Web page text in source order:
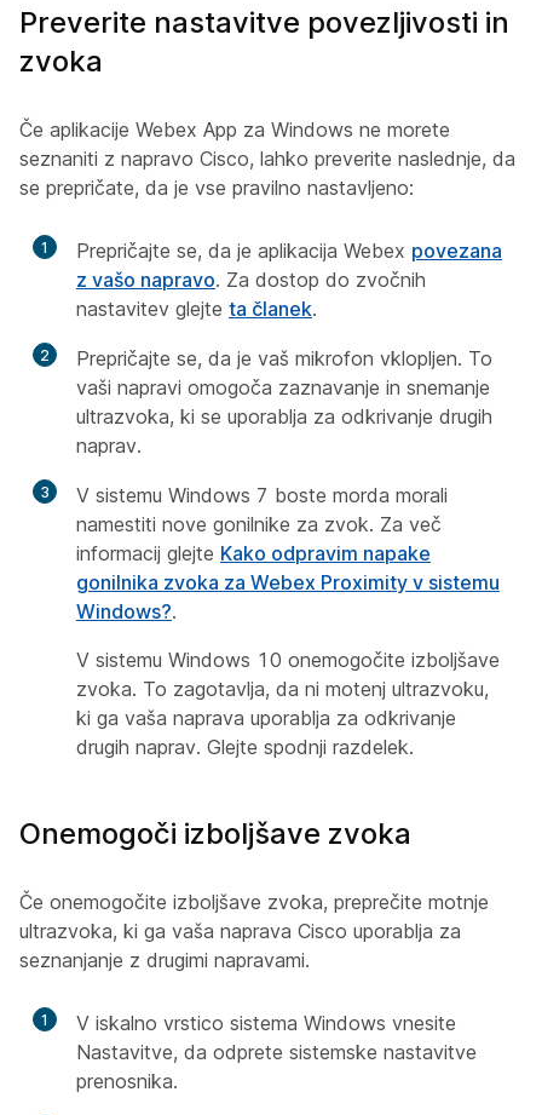
Preverite nastavitve povezljivosti in
zvoka
Če aplikacije Webex App za Windows ne morete
seznaniti z napravo Cisco, lahko preverite naslednje, da
se prepričate, da je vse pravilno nastavljeno:
1 Prepričajte se, da je aplikacija Webex povezana
z vašo napravo. Za dostop do zvočnih
nastavitev glejte ta članek.
2
Prepričajte se, da je vaš mikrofon vklopljen. To
vaši napravi omogoča zaznavanje in snemanje
ultrazvoka, ki se uporablja za odkrivanje drugih
naprav.
3
V sistemu Windows 7 boste morda morali
namestiti nove gonilnike za zvok. Za več
informacij glejte Kako odpravim napake
gonilnika zvoka za Webex Proximity v sistemu
Windows?.
V sistemu Windows 10 onemogočite izboljšave
zvoka. To zagotavlja, da ni motenj ultrazvoku,
ki ga vaša naprava uporablja za odkrivanje
drugih naprav. Glejte spodnji razdelek.
Onemogoči izboljšave zvoka
Če onemogočite izboljšave zvoka, preprečite motnje
ultrazvoka, ki ga vaša naprava Cisco uporablja za
seznanjanje z drugimi napravami.
1
V iskalno vrstico sistema Windows vnesite
Nastavitve, da odprete sistemske nastavitve
prenosnika.